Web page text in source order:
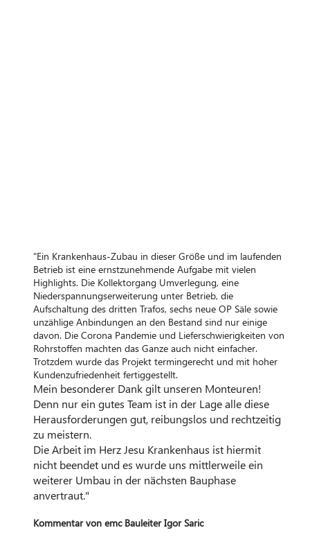
"Ein Krankenhaus-Zubau in dieser Größe und im laufenden
Betrieb ist eine ernstzunehmende Aufgabe mit vielen
Highlights. Die Kollektorgang Umverlegung, eine
Niederspannungserweiterung unter Betrieb, die
Aufschaltung des dritten Trafos, sechs neue OP Säle sowie
unzählige Anbindungen an den Bestand sind nur einige
davon. Die Corona Pandemie und Lieferschwierigkeiten von
Rohrstoffen machten das Ganze auch nicht einfacher.
Trotzdem wurde das Projekt termingerecht und mit hoher
Kundenzufriedenheit fertiggestellt.
Mein besonderer Dank gilt unseren Monteuren!
Denn nur ein gutes Team ist in der Lage alle diese
Herausforderungen gut, reibungslos und rechtzeitig
zu meistern.
Die Arbeit im Herz Jesu Krankenhaus ist hiermit
nicht beendet und es wurde uns mittlerweile ein
weiterer Umbau in der nächsten Bauphase
anvertraut."
Kommentar von emc Bauleiter Igor Saric